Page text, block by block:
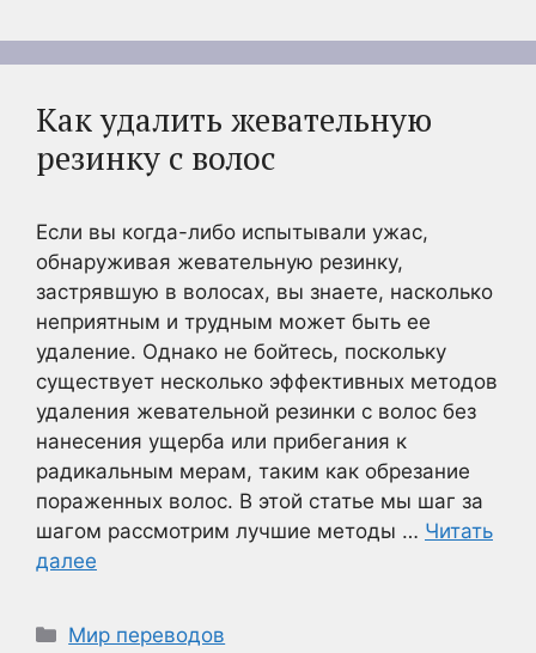
Как удалить жевательную
резинку с волос
Если вы когда-либо испытывали ужас,
обнаруживая жевательную резинку,
застрявшую в волосах, вы знаете, насколько
неприятным и трудным может быть ее
удаление. Однако не бойтесь, поскольку
существует несколько эффективных методов
удаления жевательной резинки с волос без
нанесения ущерба или прибегания к
радикальным мерам, таким как обрезание
пораженных волос. В этой статье мы шаг за
шагом рассмотрим лучшие методы … Читать
далее
Рубрики
Мир переводов